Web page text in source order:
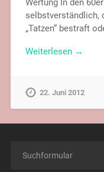
Wertung In den
selbstverständlich,
„Tatzen“ bestraft
Weiterlesen →
22. Juni 2012